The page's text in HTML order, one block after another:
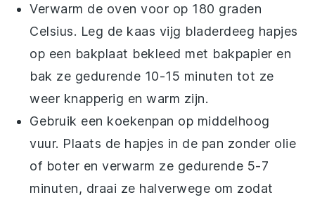
Verwarm de oven voor op 180 graden
Celsius. Leg de kaas vijg bladerdeeg hapjes
op een bakplaat bekleed met bakpapier en
bak ze gedurende 10-15 minuten tot ze
weer knapperig en warm zijn.
Gebruik een koekenpan op middelhoog
vuur. Plaats de hapjes in de pan zonder olie
of boter en verwarm ze gedurende 5-7
minuten, draai ze halverwege om zodat